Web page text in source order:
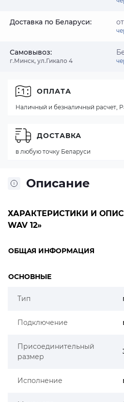
Доставка по Беларуси:
Самовывоз:
г.Минск, ул.Гикало 4
Описание
ХАРАКТЕРИСТИКИ И
WAV 12»
ОБЩАЯ ИНФОРМАЦИЯ
ОСНОВНЫЕ
Тип
Подключение
Присоединительный
размер
Исполнение
ОПЛАТА
Наличный и безналичный расчет,
ДОСТАВКА
в любую точку Беларуси